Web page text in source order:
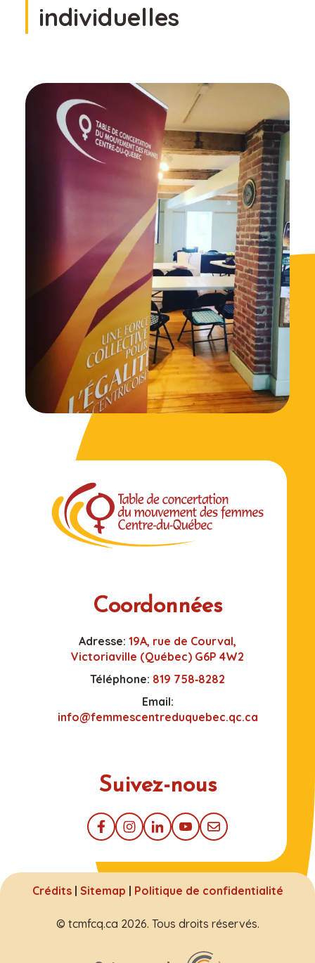
individuelles
Coordonnées
Adresse: 19A, rue de Courval,
Victoriaville (Québec) G6P 4W2
Téléphone: 819 758‑8282
Email:
info@femmescentreduquebec.qc.ca
Suivez-nous
Crédits| Sitemap | Politique de confidentialité
© tcmfcq.ca 2026. Tous droits réservés.